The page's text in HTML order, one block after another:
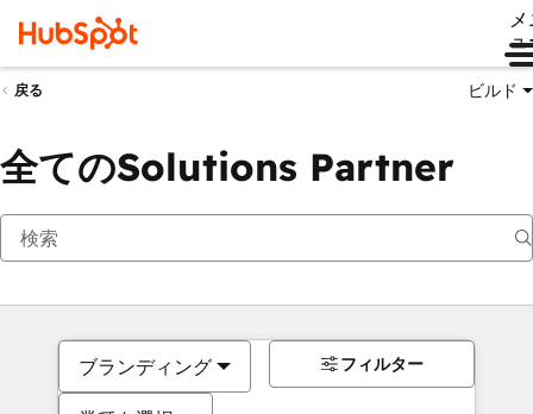
ュ
戻る ビルド
全てのSolutions Partner
ブランディング フィルター